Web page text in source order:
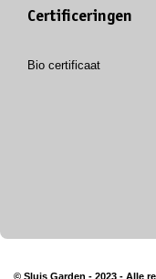
Certificeringen
Bio certificaat
© Sluis Garden - 2023 - Alle